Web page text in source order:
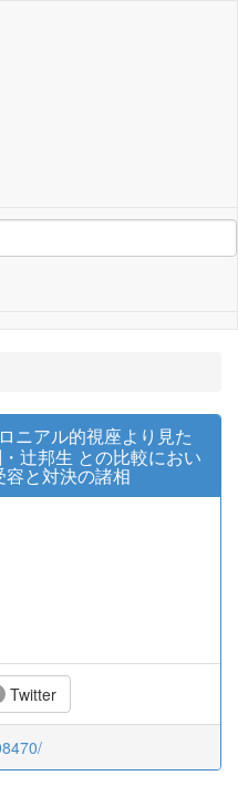
ニアル的視座より見た
辻邦生 との比較におい
と対決の諸相
Twitter